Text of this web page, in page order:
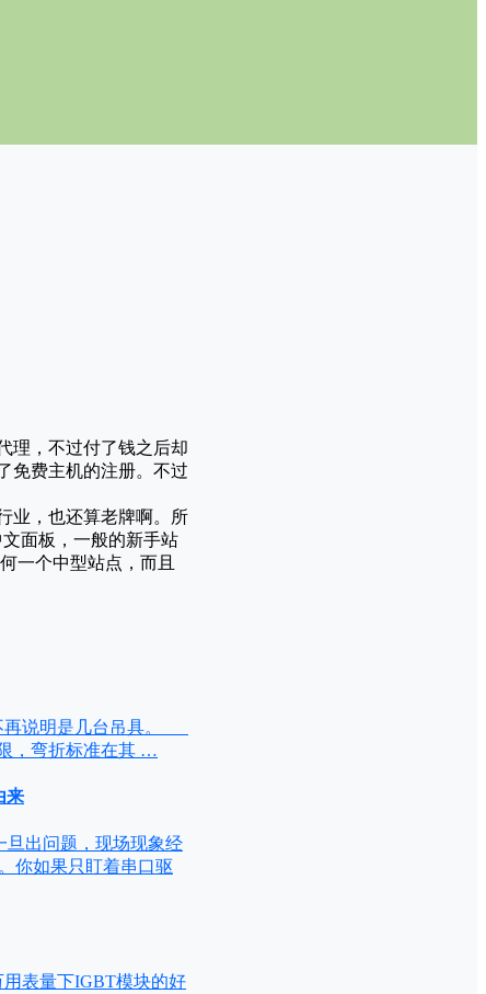
理，不过付了钱之后却
免费主机的注册。不过
业，也还算老牌啊。所
面板，一般的新手站
一个中型站点，而且
再说明是几台吊具。
，弯折标准在其 …
来
旦出问题，现场现象经
你如果只盯着串口驱
表量下IGBT模块的好